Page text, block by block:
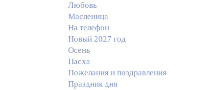
Любовь
Масленица
На телефон
Новый 2027 год
Осень
Пасха
Пожелания и поздравления
Праздник дня